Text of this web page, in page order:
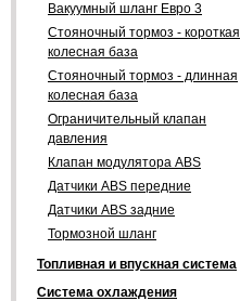
Вакуумный шланг Евро 3
Стояночный тормоз - короткая
колесная база
Стояночный тормоз - длинная
колесная база
Ограничительный клапан
давления
Клапан модулятора ABS
Датчики ABS передние
Датчики ABS задние
Тормозной шланг
Топливная и впускная система
Система охлаждения